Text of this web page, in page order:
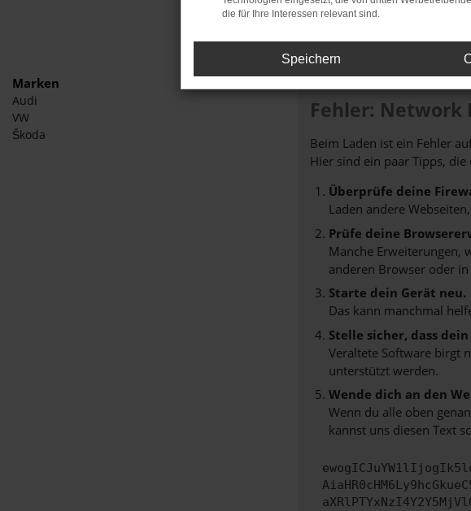
Marken
Audi
VW
Škoda
Fehler: Network
Beim Laden ist ein Fehler
Hier sind ein paar Tipps,
Überprüfe deine
Laden andere
Prüfe deine
Manche Erweiterungen,
anderen Browser oder
Starte dein Gerät neu.
Das kann manchmal
Stelle sicher, dass
Veraltete Software birgt
unterstützt werden.
Wende dich an den
Wenn du alle oben
kannst uns diesen Text
die für Ihre Interessen relevant sind.
Speichern